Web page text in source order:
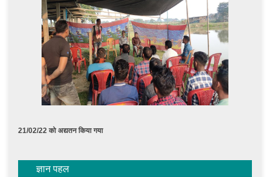
21/02/22 को अद्यतन किया गया
ज्ञान पहल